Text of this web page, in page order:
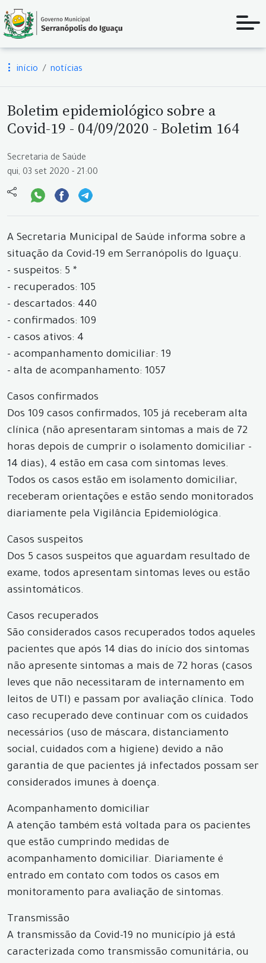
início notícias
Boletim epidemiológico sobre a
Covid-19 - 04/09/2020 - Boletim 164
Secretaria de Saúde
qui, 03 set 2020 - 21:00
A Secretaria Municipal de Saúde informa sobre a
situação da Covid-19 em Serranópolis do Iguaçu.
- suspeitos: 5 *
- recuperados: 105
- descartados: 440
- confirmados: 109
- casos ativos: 4
- acompanhamento domiciliar: 19
- alta de acompanhamento: 1057
Casos confirmados
Dos 109 casos confirmados, 105 já receberam alta
clínica (não apresentaram sintomas a mais de 72
horas depois de cumprir o isolamento domiciliar -
14 dias), 4 estão em casa com sintomas leves.
Todos os casos estão em isolamento domiciliar,
receberam orientações e estão sendo monitorados
diariamente pela Vigilância Epidemiológica.
Casos suspeitos
Dos 5 casos suspeitos que aguardam resultado de
exame, todos apresentam sintomas leves ou estão
assintomáticos.
Casos recuperados
São considerados casos recuperados todos aqueles
pacientes que após 14 dias do início dos sintomas
não apresente sintomas a mais de 72 horas (casos
leves que não necessitaram de internamento em
leitos de UTI) e passam por avaliação clínica. Todo
caso recuperado deve continuar com os cuidados
necessários (uso de máscara, distanciamento
social, cuidados com a higiene) devido a não
garantia de que pacientes já infectados possam ser
considerados imunes à doença.
Acompanhamento domiciliar
A atenção também está voltada para os pacientes
que estão cumprindo medidas de
acompanhamento domiciliar. Diariamente é
entrado em contato com todos os casos em
monitoramento para avaliação de sintomas.
Transmissão
A transmissão da Covid-19 no município já está
caracterizada como transmissão comunitária, ou